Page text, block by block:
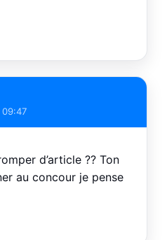
09:47
d’article ?? Ton
au concour je pense